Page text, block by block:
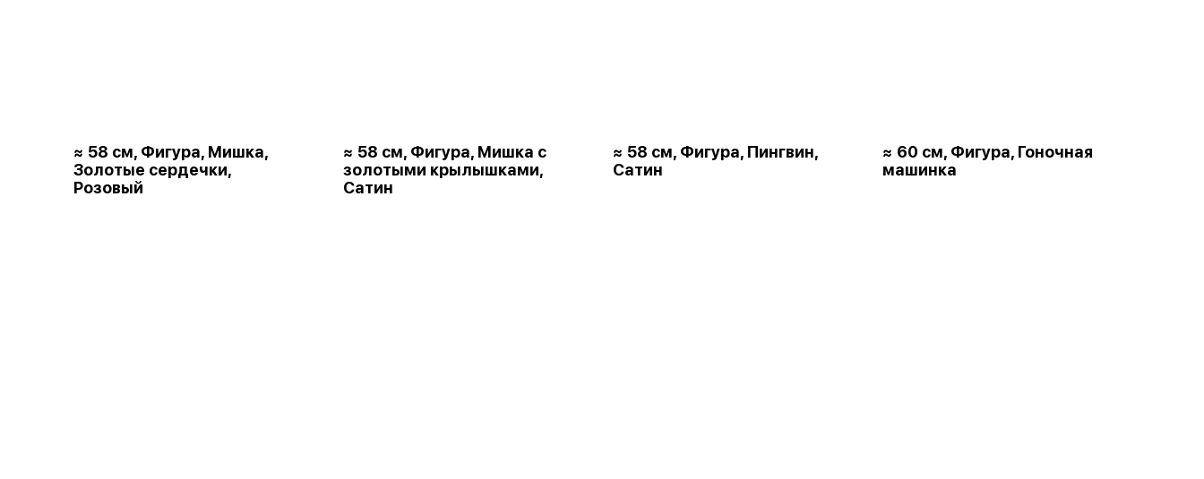
≈ 58 см, Фигура, Мишка,
Золотые сердечки,
Розовый
≈ 58 см, Фигура, Мишка с
золотыми крылышками,
Сатин
≈ 58 см, Фигура, Пингвин,
Сатин
≈ 60 см, Фигура, Гоночная
машинка